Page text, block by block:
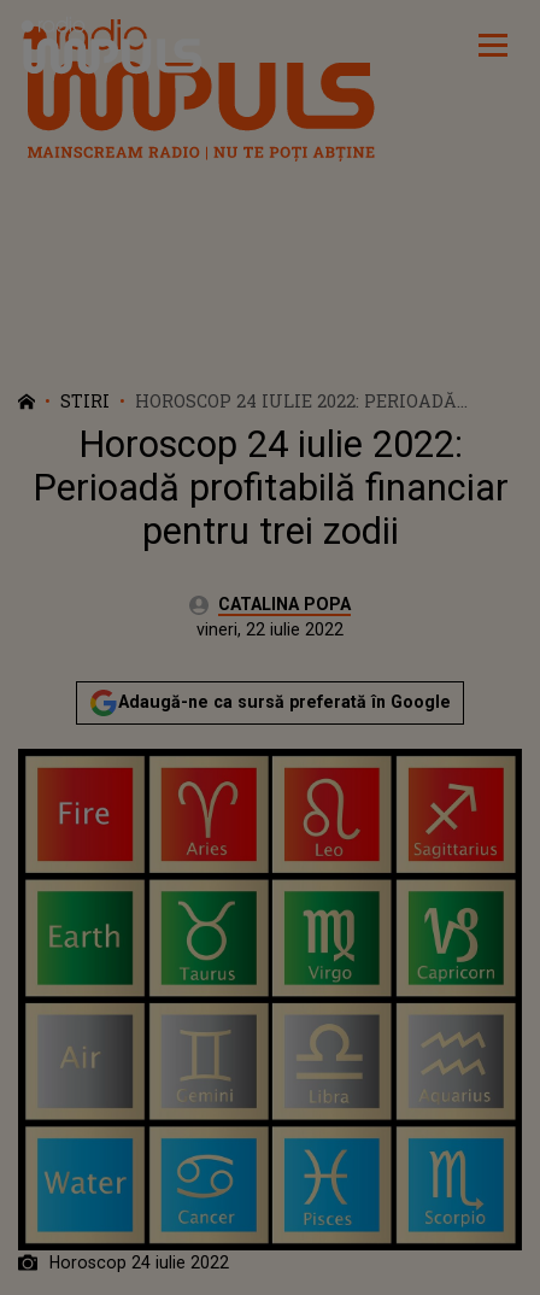
Radio Impuls
STIRI
HOROSCOP 24 IULIE 2022: PERIOADĂ
PROFITABILĂ FINANCIAR PENTRU TREI
ZODII
Horoscop 24 iulie 2022:
Perioadă profitabilă financiar
pentru trei zodii
Autor:CATALINA POPA
Actualizat:
vineri, 22 iulie 2022
Adaugă-ne ca sursă preferată în Google
Horoscop 24 iulie 2022